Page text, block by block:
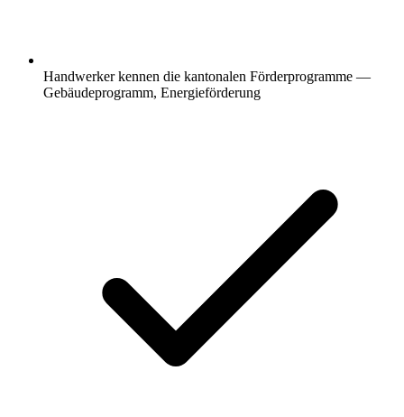
Handwerker kennen die kantonalen Förderprogramme —
Gebäudeprogramm, Energieförderung